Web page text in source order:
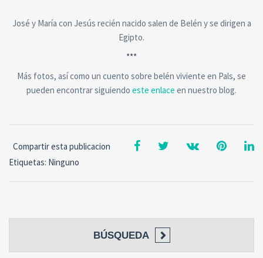
José y María con Jesús recién nacido salen de Belén y se dirigen a
Egipto.
***
Más fotos, así como un cuento sobre belén viviente en Pals, se
pueden encontrar siguiendo este enlace en nuestro blog.
Compartir esta publicacion
Etiquetas: Ninguno
BÚSQUEDA